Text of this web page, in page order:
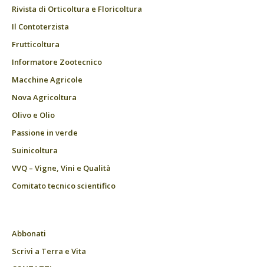
Rivista di Orticoltura e Floricoltura
Il Contoterzista
Frutticoltura
Informatore Zootecnico
Macchine Agricole
Nova Agricoltura
Olivo e Olio
Passione in verde
Suinicoltura
VVQ – Vigne, Vini e Qualità
Comitato tecnico scientifico
Abbonati
Scrivi a Terra e Vita